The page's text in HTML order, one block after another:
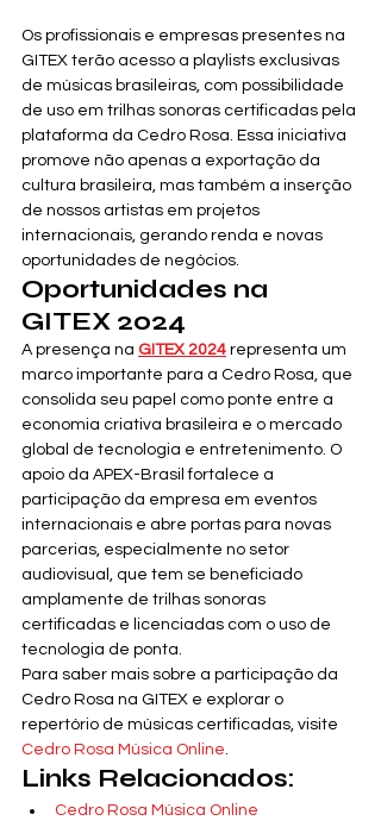
Os profissionais e empresas presentes na
GITEX terão acesso a playlists exclusivas
de músicas brasileiras, com possibilidade
de uso em trilhas sonoras certificadas pela
plataforma da Cedro Rosa. Essa iniciativa
promove não apenas a exportação da
cultura brasileira, mas também a inserção
de nossos artistas em projetos
internacionais, gerando renda e novas
oportunidades de negócios.
Oportunidades na
GITEX 2024
A presença na GITEX 2024 representa um
marco importante para a Cedro Rosa, que
consolida seu papel como ponte entre a
economia criativa brasileira e o mercado
global de tecnologia e entretenimento. O
apoio da APEX-Brasil fortalece a
participação da empresa em eventos
internacionais e abre portas para novas
parcerias, especialmente no setor
audiovisual, que tem se beneficiado
amplamente de trilhas sonoras
certificadas e licenciadas com o uso de
tecnologia de ponta.
Para saber mais sobre a participação da
Cedro Rosa na GITEX e explorar o
repertório de músicas certificadas, visite
Cedro Rosa Música Online.
Links Relacionados:
Cedro Rosa Música Online